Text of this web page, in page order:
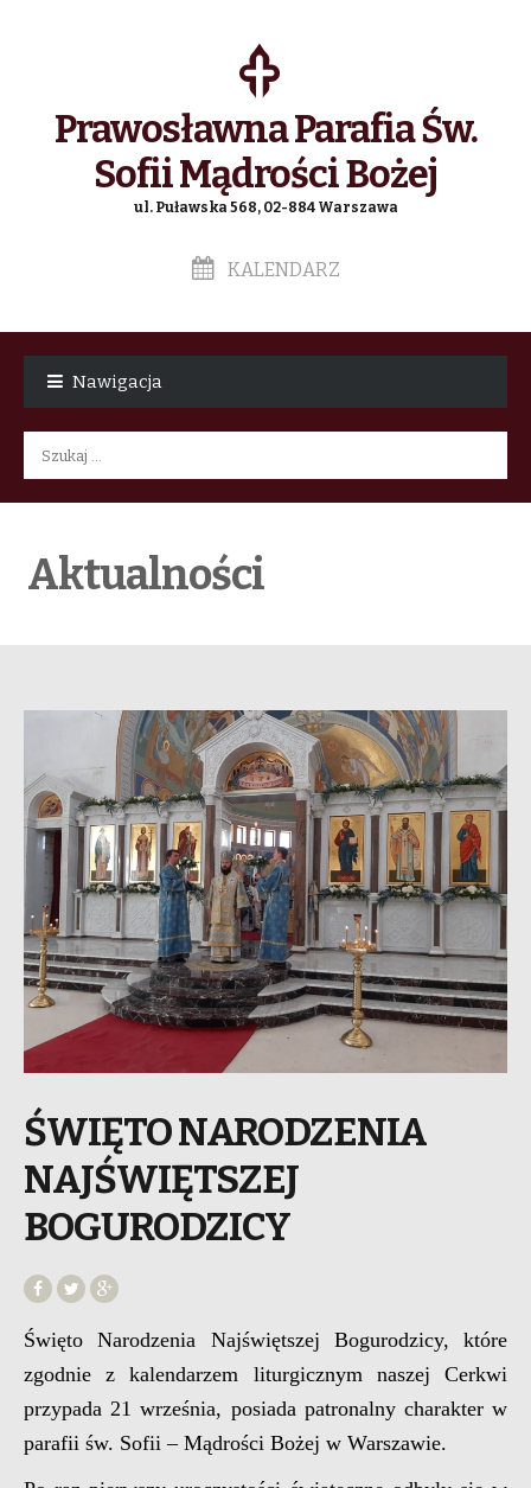
Prawosławna Parafia Św.
Sofii Mądrości Bożej
ul. Puławska 568, 02-884 Warszawa
KALENDARZ
Nawigacja
Szukaj:
Aktualności
ŚWIĘTO NARODZENIA
NAJŚWIĘTSZEJ
BOGURODZICY
Święto Narodzenia Najświętszej Bogurodzicy, które
zgodnie z kalendarzem liturgicznym naszej Cerkwi
przypada 21 września, posiada patronalny charakter w
parafii św. Sofii – Mądrości Bożej w Warszawie.